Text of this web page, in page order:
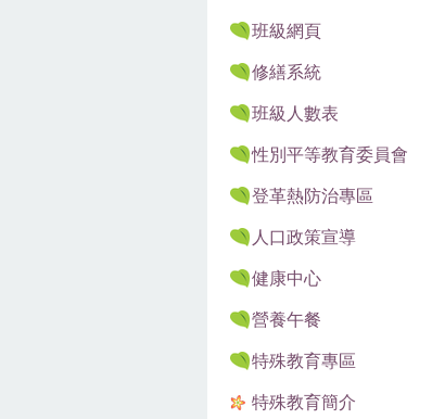
班級網頁
修繕系統
班級人數表
性別平等教育委員會
登革熱防治專區
人口政策宣導
健康中心
營養午餐
特殊教育專區
特殊教育簡介